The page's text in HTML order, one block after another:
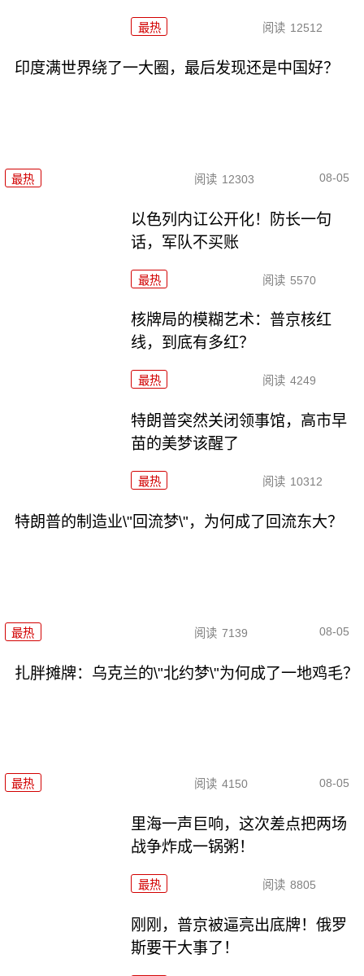
最热 阅读 12512
印度满世界绕了一大圈，最后发现还是中国好？
最热 阅读 12303 08-05
以色列内讧公开化！防长一句
话，军队不买账
最热 阅读 5570
核牌局的模糊艺术：普京核红
线，到底有多红？
最热 阅读 4249
特朗普突然关闭领事馆，高市早
苗的美梦该醒了
最热 阅读 10312
特朗普的制造业\"回流梦\"，为何成了回流东大？
最热 阅读 7139 08-05
扎胖摊牌：乌克兰的\"北约梦\"为何成了一地鸡毛？
最热 阅读 4150 08-05
里海一声巨响，这次差点把两场
战争炸成一锅粥！
最热 阅读 8805
刚刚，普京被逼亮出底牌！俄罗
斯要干大事了！